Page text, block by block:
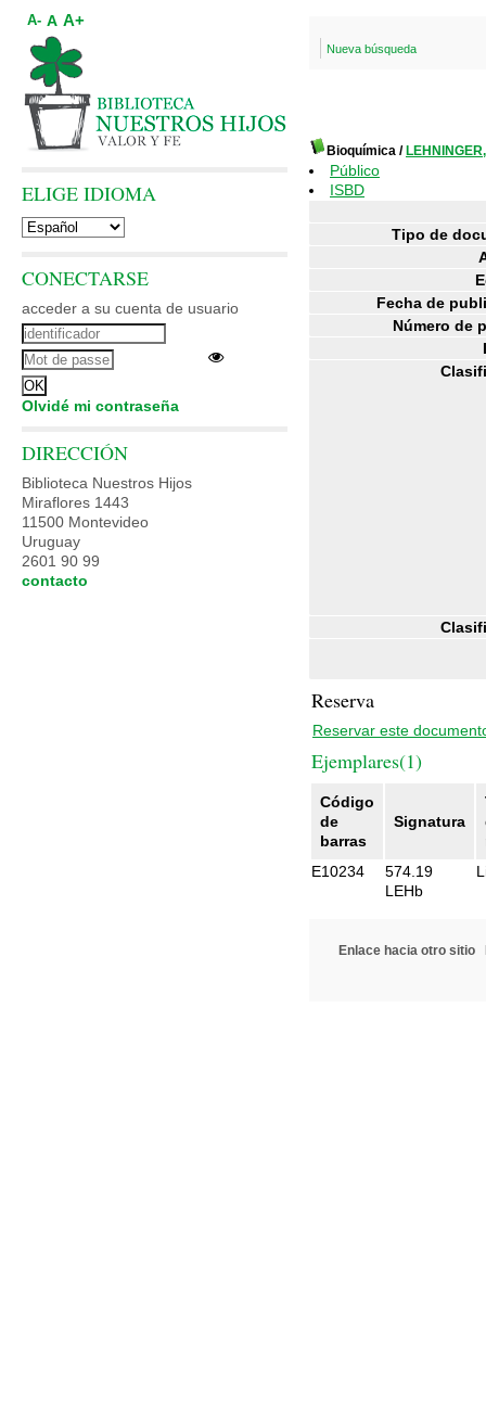
Nueva búsqueda
Bioquímica /
Público
ISBD
Tipo de
Fecha de
Número de
Reserva
Reservar este
Ejemplares(1)
Código
de
barras
Signatura
E10234
574.19
LEHb
Enlace hacia otro sitio
A- A A+
ELIGE IDIOMA
CONECTARSE
acceder a su cuenta de usuario
Olvidé mi contraseña
DIRECCIÓN
Biblioteca Nuestros Hijos
Miraflores 1443
11500 Montevideo
Uruguay
2601 90 99
contacto